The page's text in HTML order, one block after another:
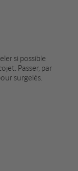
si possible
Passer, par
surgelés.